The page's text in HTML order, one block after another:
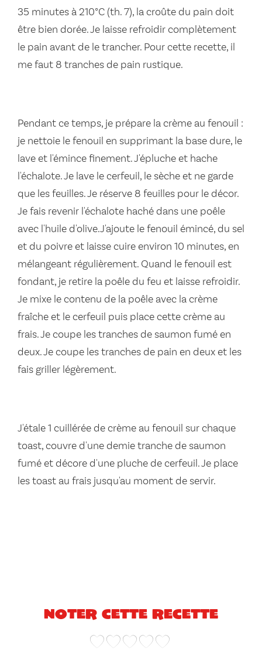
35 minutes à 210°C (th. 7), la croûte du pain doit
être bien dorée. Je laisse refroidir complètement
le pain avant de le trancher. Pour cette recette, il
me faut 8 tranches de pain rustique.
Pendant ce temps, je prépare la crème au fenouil :
je nettoie le fenouil en supprimant la base dure, le
lave et l'émince finement. J'épluche et hache
l'échalote. Je lave le cerfeuil, le sèche et ne garde
que les feuilles. Je réserve 8 feuilles pour le décor.
Je fais revenir l'échalote haché dans une poêle
avec l'huile d'olive.J'ajoute le fenouil émincé, du sel
et du poivre et laisse cuire environ 10 minutes, en
mélangeant régulièrement. Quand le fenouil est
fondant, je retire la poêle du feu et laisse refroidir.
Je mixe le contenu de la poêle avec la crème
fraîche et le cerfeuil puis place cette crème au
frais. Je coupe les tranches de saumon fumé en
deux. Je coupe les tranches de pain en deux et les
fais griller légèrement.
J'étale 1 cuillérée de crème au fenouil sur chaque
toast, couvre d'une demie tranche de saumon
fumé et décore d'une pluche de cerfeuil. Je place
les toast au frais jusqu'au moment de servir.
Noter cette recette